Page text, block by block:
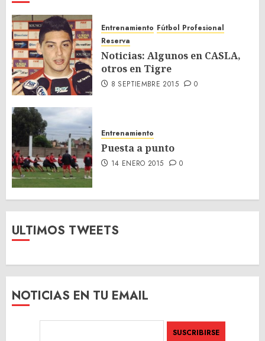
Entrenamiento Fútbol Profesional
Reserva
Noticias: Algunos en CASLA,
otros en Tigre
8 SEPTIEMBRE 2015 0
Entrenamiento
Puesta a punto
14 ENERO 2015 0
ULTIMOS TWEETS
NOTICIAS EN TU EMAIL